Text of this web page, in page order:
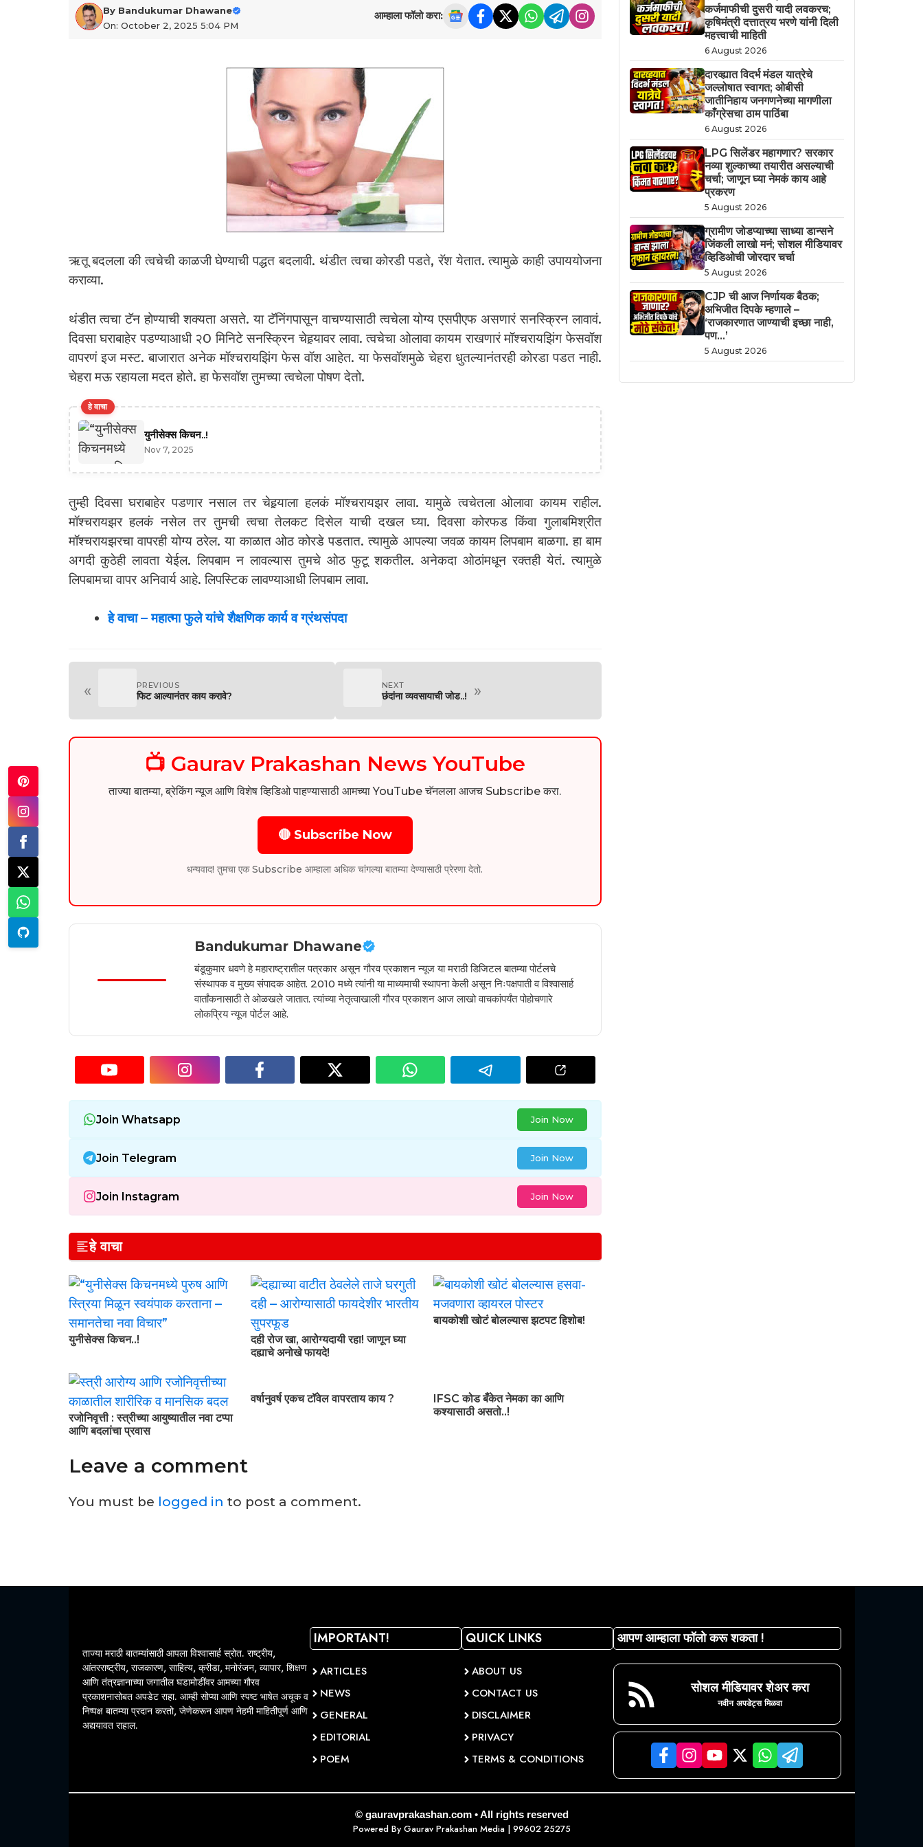
By Bandukumar Dhawane
On: October 2, 2025 5:04 PM
आम्हाला फॉलो करा:
ऋतू बदलला की त्वचेची काळजी घेण्याची पद्धत बदलावी. थंडीत त्वचा कोरडी पडते, रॅश येतात. त्यामुळे काही उपाययोजना
कराव्या.
थंडीत त्वचा टॅन होण्याची शक्यता असते. या टॅनिंगपासून वाचण्यासाठी त्वचेला योग्य एसपीएफ असणारं सनस्क्रिन लावावं.
दिवसा घराबाहेर पडण्याआधी २0 मिनिटे सनस्क्रिन चेहर्‍यावर लावा. त्वचेचा ओलावा कायम राखणारं मॉश्‍चरायझिंग फेसवॉश
वापरणं इज मस्ट. बाजारात अनेक मॉश्‍चरायझिंग फेस वॉश आहेत. या फेसवॉशमुळे चेहरा धुतल्यानंतरही कोरडा पडत नाही.
चेहरा मऊ रहायला मदत होते. हा फेसवॉश तुमच्या त्वचेला पोषण देतो.
हे वाचा
युनीसेक्स किचन..!
Nov 7, 2025
तुम्ही दिवसा घराबाहेर पडणार नसाल तर चेहर्‍याला हलकं मॉश्‍चरायझर लावा. यामुळे त्वचेतला ओलावा कायम राहील.
मॉश्‍चरायझर हलकं नसेल तर तुमची त्वचा तेलकट दिसेल याची दखल घ्या. दिवसा कोरफड किंवा गुलाबमिश्रीत
मॉश्‍चरायझरचा वापरही योग्य ठरेल. या काळात ओठ कोरडे पडतात. त्यामुळे आपल्या जवळ कायम लिपबाम बाळगा. हा बाम
अगदी कुठेही लावता येईल. लिपबाम न लावल्यास तुमचे ओठ फुटू शकतील. अनेकदा ओठांमधून रक्तही येतं. त्यामुळे
लिपबामचा वापर अनिवार्य आहे. लिपस्टिक लावण्याआधी लिपबाम लावा.
हे वाचा– महात्मा फुले यांचे शैक्षणिक कार्य व ग्रंथसंपदा
« PREVIOUS
फिट आल्यानंतर काय करावे?
NEXT
छंदांना व्यवसायाची जोड..! »
📺 Gaurav Prakashan News YouTube
ताज्या बातम्या, ब्रेकिंग न्यूज आणि विशेष व्हिडिओ पाहण्यासाठी आमच्या YouTube चॅनलला आजच Subscribe करा.
🔴 Subscribe Now
धन्यवाद! तुमचा एक Subscribe आम्हाला अधिक चांगल्या बातम्या देण्यासाठी प्रेरणा देतो.
Bandukumar Dhawane
बंडूकुमार धवणे हे महाराष्ट्रातील पत्रकार असून गौरव प्रकाशन न्यूज या मराठी डिजिटल बातम्या पोर्टलचे
संस्थापक व मुख्य संपादक आहेत. 2010 मध्ये त्यांनी या माध्यमाची स्थापना केली असून निःपक्षपाती व विश्वासार्ह
वार्तांकनासाठी ते ओळखले जातात. त्यांच्या नेतृत्वाखाली गौरव प्रकाशन आज लाखो वाचकांपर्यंत पोहोचणारे
लोकप्रिय न्यूज पोर्टल आहे.
Join Whatsapp Join Now
Join Telegram Join Now
Join Instagram Join Now
हे वाचा
युनीसेक्स किचन..!
दही रोज खा, आरोग्यदायी रहा! जाणून घ्या
दह्याचे अनोखे फायदे!
बायकोशी खोटं बोलल्यास झटपट हिशोब!
रजोनिवृत्ती : स्त्रीच्या आयुष्यातील नवा टप्पा
आणि बदलांचा प्रवास
वर्षानुवर्ष एकच टॉवेल वापरताय काय ?
IFSC कोड बँकेत नेमका का आणि
कश्यासाठी असतो..!
Leave a comment
You must be logged in to post a comment.
कर्जमाफीची दुसरी यादी लवकरच;
कृषिमंत्री दत्तात्रय भरणे यांनी दिली
महत्त्वाची माहिती
6 August 2026
दारव्ह्यात विदर्भ मंडल यात्रेचे
जल्लोषात स्वागत; ओबीसी
जातीनिहाय जनगणनेच्या मागणीला
काँग्रेसचा ठाम पाठिंबा
6 August 2026
LPG सिलेंडर महागणार? सरकार
नव्या शुल्काच्या तयारीत असल्याची
चर्चा; जाणून घ्या नेमकं काय आहे
प्रकरण
5 August 2026
ग्रामीण जोडप्याच्या साध्या डान्सने
जिंकली लाखो मनं; सोशल मीडियावर
व्हिडिओची जोरदार चर्चा
5 August 2026
CJP ची आज निर्णायक बैठक;
अभिजीत दिपके म्हणाले –
‘राजकारणात जाण्याची इच्छा नाही,
पण…’
5 August 2026
ताज्या मराठी बातम्यांसाठी आपला विश्वासार्ह स्रोत. राष्ट्रीय,
आंतरराष्ट्रीय, राजकारण, साहित्य, क्रीडा, मनोरंजन, व्यापार, शिक्षण
आणि तंत्रज्ञानाच्या जगातील घडामोडींवर आमच्या गौरव
प्रकाशनासोबत अपडेट राहा. आम्ही सोप्या आणि स्पष्ट भाषेत अचूक व
निष्पक्ष बातम्या प्रदान करतो, जेणेकरून आपण नेहमी माहितीपूर्ण आणि
अद्ययावत राहाल.
IMPORTANT!
ARTICLES
NEWS
GENERAL
EDITORIAL
POEM
QUICK LINKS
ABOUT US
CONTACT US
DISCLAIMER
PRIVACY
TERMS & CONDITIONS
आपण आम्हाला फॉलो करू शकता !
सोशल मीडियावर शेअर करा
नवीन अपडेट्स मिळवा
© gauravprakashan.com • All rights reserved
Powered By Gaurav Prakashan Media| 99602 25275